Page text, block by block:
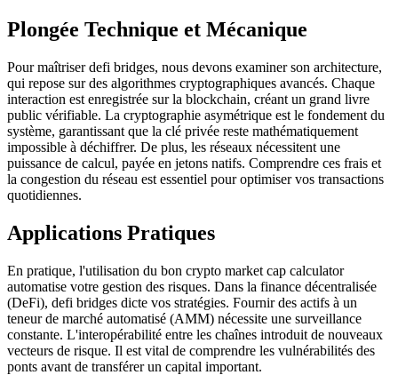
Plongée Technique et Mécanique
Pour maîtriser defi bridges, nous devons examiner son architecture,
qui repose sur des algorithmes cryptographiques avancés. Chaque
interaction est enregistrée sur la blockchain, créant un grand livre
public vérifiable. La cryptographie asymétrique est le fondement du
système, garantissant que la clé privée reste mathématiquement
impossible à déchiffrer. De plus, les réseaux nécessitent une
puissance de calcul, payée en jetons natifs. Comprendre ces frais et
la congestion du réseau est essentiel pour optimiser vos transactions
quotidiennes.
Applications Pratiques
En pratique, l'utilisation du bon crypto market cap calculator
automatise votre gestion des risques. Dans la finance décentralisée
(DeFi), defi bridges dicte vos stratégies. Fournir des actifs à un
teneur de marché automatisé (AMM) nécessite une surveillance
constante. L'interopérabilité entre les chaînes introduit de nouveaux
vecteurs de risque. Il est vital de comprendre les vulnérabilités des
ponts avant de transférer un capital important.